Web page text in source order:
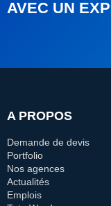
AVEC UN
A PROPOS
Demande de devis
Portfolio
Nos agences
Actualités
Emplois